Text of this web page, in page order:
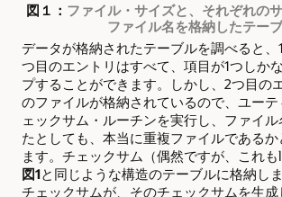
図１： ファイル・サイズと、それぞれの
ファイル名を格納したテー
データが格納されたテーブルを調べると、
つ目のエントリはすべて、項目が1つしか
プすることができます。しかし、2つ目の
のファイルが格納されているので、ユー
ェックサム・ルーチンを実行し、ファイ
たとしても、本当に重複ファイルである
ます。チェックサム（偶然ですが、これも
図1と同じような構造のテーブルに格納し
チェックサムが、そのチェックサムを生